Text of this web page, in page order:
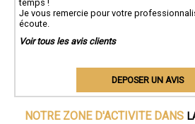
temps !
Je vous remercie pour votre
écoute.
Voir tous les avis clients
DEPOSER UN AVIS
NOTRE ZONE D'ACTIVITE DANS